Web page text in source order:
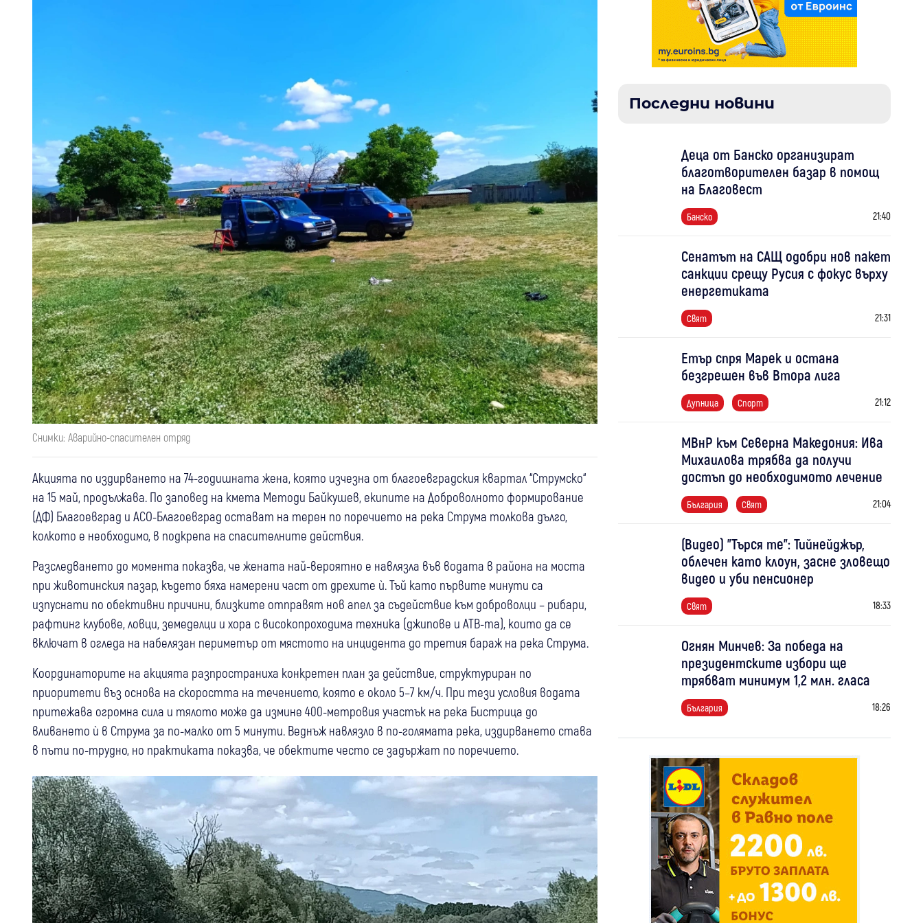
Снимки: Аварийно-спасителен отряд
Акцията по издирването на 74-годишната жена, която изчезна от благоевградския квартал “Струмско“
на 15 май, продължава. По заповед на кмета Методи Байкушев, екипите на Доброволното формирование
(ДФ) Благоевград и АСО-Благоевград остават на терен по поречието на река Струма толкова дълго,
колкото е необходимо, в подкрепа на спасителните действия.
Разследването до момента показва, че жената най-вероятно е навлязла във водата в района на моста
при животинския пазар, където бяха намерени част от дрехите ѝ. Тъй като първите минути са
изпуснати по обективни причини, близките отправят нов апел за съдействие към доброволци – рибари,
рафтинг клубове, ловци, земеделци и хора с високопроходима техника (джипове и АТВ-та), които да се
включат в огледа на набелязан периметър от мястото на инцидента до третия бараж на река Струма.
Координаторите на акцията разпространиха конкретен план за действие, структуриран по
приоритети въз основа на скоростта на течението, която е около 5–7 км/ч. При тези условия водата
притежава огромна сила и тялото може да измине 400-метровия участък на река Бистрица до
вливането ѝ в Струма за по-малко от 5 минути. Веднъж навлязло в по-голямата река, издирването става
в пъти по-трудно, но практиката показва, че обектите често се задържат по поречието.
Последни новини
Деца от Банско организират
благотворителен базар в помощ
на Благовест
Банско 21:40
Сенатът на САЩ одобри нов пакет
санкции срещу Русия с фокус върху
енергетиката
Свят 21:31
Етър спря Марек и остана
безгрешен във Втора лига
Дупница Спорт 21:12
МВнР към Северна Македония: Ива
Михаилова трябва да получи
достъп до необходимото лечение
България Свят 21:04
(Видео) "Търся те": Тийнейджър,
облечен като клоун, засне зловещо
видео и уби пенсионер
Свят 18:33
Огнян Минчев: За победа на
президентските избори ще
трябват минимум 1,2 млн. гласа
България 18:26